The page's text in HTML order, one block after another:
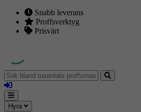
Snabb leverans
Proffsverktyg
Prisvärt
Sök
bland
tusentals
proffsmaskiner
Logga
in
Mina
Meny
Hyra